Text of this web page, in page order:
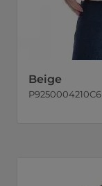
Beige
P9250004210C6